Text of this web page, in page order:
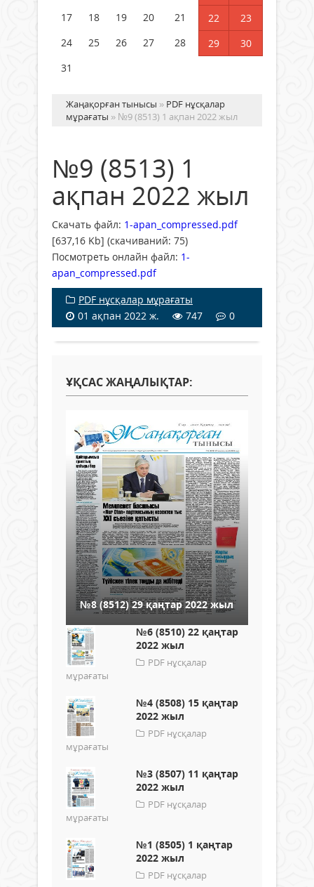
17
18 19 20 21 22
23
24
25 26 27 28 29
30
31
Жаңақорған тынысы » PDF нұсқалар
мұрағаты » №9 (8513) 1 ақпан 2022 жыл
№9 (8513) 1
ақпан 2022 жыл
Скачать файл: 1-apan_compressed.pdf
[637,16 Kb] (cкачиваний: 75)
Посмотреть онлайн файл: 1-
apan_compressed.pdf
PDF нұсқалар мұрағаты
01 ақпан 2022 ж.
747 0
ҰҚСАС ЖАҢАЛЫҚТАР:
№8 (8512) 29 қаңтар 2022 жыл
№6 (8510) 22 қаңтар
2022 жыл
PDF нұсқалар
мұрағаты
№4 (8508) 15 қаңтар
2022 жыл
PDF нұсқалар
мұрағаты
№3 (8507) 11 қаңтар
2022 жыл
PDF нұсқалар
мұрағаты
№1 (8505) 1 қаңтар
2022 жыл
PDF нұсқалар